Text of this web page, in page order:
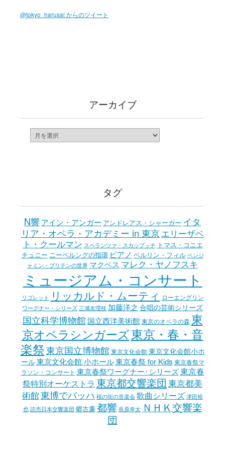
@tokyo_harusai からのツイート
アーカイブ
タグ
N響アイン・アンガー アンドレアス・シャーガー イタ
リア・オペラ・アカデミー in 東京エリーザベ
ト・クールマン スペランツァ・スカップッチ トマス・コニエ
チュニー ニーベルングの指環 ピアノ ベルリン・フィル ベンジ
ャミン・ブリテンの世界 マクベス マレク・ヤノフスキ
ミュージアム・コンサート
リゴレット リッカルド・ムーティ ローエングリン
ワーグナー・シリーズ三浦友理枝 加藤洋之 合唱の芸術シリーズ
国立科学博物館 国立西洋美術館 東京のオペラの森 東
京オペラシンガーズ東京・春・音
楽祭東京国立博物館 東京文化会館 東京文化会館小ホ
ール東京文化会館 小ホール東京春祭 for Kids 東京春祭マ
ラソン・コンサート 東京春祭ワーグナー･シリーズ東京春
祭特別オーケストラ 東京都交響楽団 東京都美
術館東博でバッハ 桜の街の音楽会 歌曲シリーズ津田裕
也 読売日本交響楽団 郷古廉都響 長原幸太 ＮＨＫ交響楽
団